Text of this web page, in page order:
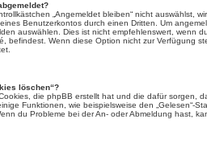
„Angemeldet bleiben“ nicht auswählst,
Benutzerkontos durch einen Dritten. Um
auswählen. Dies ist nicht empfehlenswert, wenn
befindest. Wenn diese Option nicht zur Verfügung
löschen“?
die phpBB erstellt hat und die dafür sorgen,
Funktionen, wie beispielsweise den „Gelesen“-
du Probleme bei der An- oder Abmeldung hast,